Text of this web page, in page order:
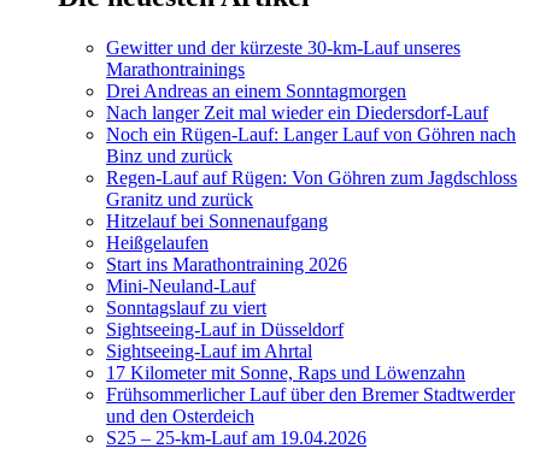
Gewitter und der kürzeste 30-km-Lauf unseres
Marathontrainings
Drei Andreas an einem Sonntagmorgen
Nach langer Zeit mal wieder ein Diedersdorf-Lauf
Noch ein Rügen-Lauf: Langer Lauf von Göhren nach
Binz und zurück
Regen-Lauf auf Rügen: Von Göhren zum Jagdschloss
Granitz und zurück
Hitzelauf bei Sonnenaufgang
Heißgelaufen
Start ins Marathontraining 2026
Mini-Neuland-Lauf
Sonntagslauf zu viert
Sightseeing-Lauf in Düsseldorf
Sightseeing-Lauf im Ahrtal
17 Kilometer mit Sonne, Raps und Löwenzahn
Frühsommerlicher Lauf über den Bremer Stadtwerder
und den Osterdeich
S25 – 25-km-Lauf am 19.04.2026